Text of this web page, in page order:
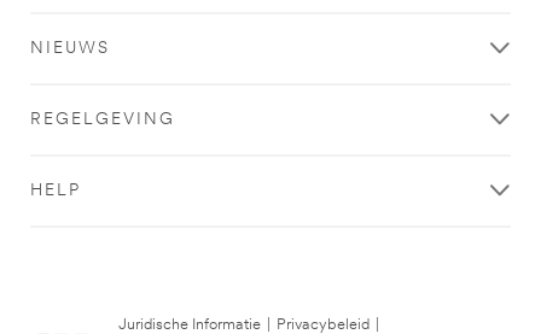
NIEUWS
REGELGEVING
HELP
Juridische Informatie Privacybeleid